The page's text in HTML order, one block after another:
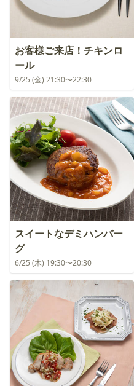
お客様ご来店！チキンロ
ール
9/25 (金) 21:30〜22:30
スイートなデミハンバー
グ
6/25 (木) 19:30〜20:30